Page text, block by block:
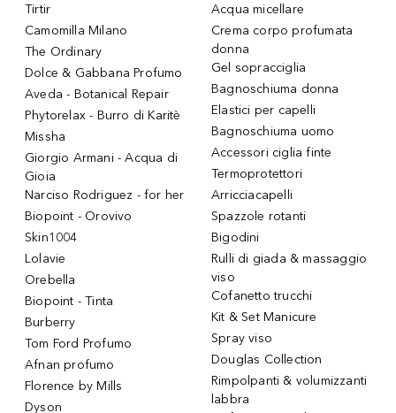
Tirtir
Camomilla Milano
The Ordinary
Dolce & Gabbana Profumo
Aveda - Botanical Repair
Phytorelax - Burro di Karitè
Missha
Giorgio Armani - Acqua di
Gioia
Narciso Rodriguez - for her
Biopoint - Orovivo
Skin1004
Lolavie
Orebella
Biopoint - Tinta
Burberry
Tom Ford Profumo
Afnan profumo
Florence by Mills
Dyson
Acqua micellare
Crema corpo profumata
donna
Gel sopracciglia
Bagnoschiuma donna
Elastici per capelli
Bagnoschiuma uomo
Accessori ciglia finte
Termoprotettori
Arricciacapelli
Spazzole rotanti
Bigodini
Rulli di giada & massaggio
viso
Cofanetto trucchi
Kit & Set Manicure
Spray viso
Douglas Collection
Rimpolpanti & volumizzanti
labbra